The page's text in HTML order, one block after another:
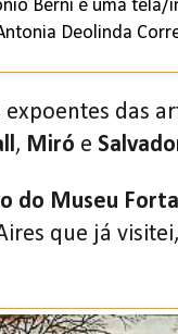
Berni é uma
Deolinda
expoentes das
, Miró e
do Museu
que já